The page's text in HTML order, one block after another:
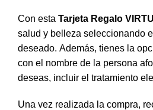
Con esta Tarjeta Regalo
salud y belleza seleccionando
deseado. Además, tienes la
con el nombre de la persona
deseas, incluir el tratamiento
Una vez realizada la compra,